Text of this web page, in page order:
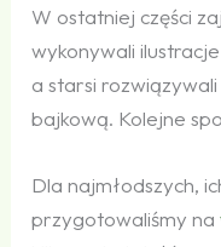
W ostatniej części
wykonywali
a starsi
bajkową. Kolejne
Dla najmłodszych,
przygotowaliśmy na